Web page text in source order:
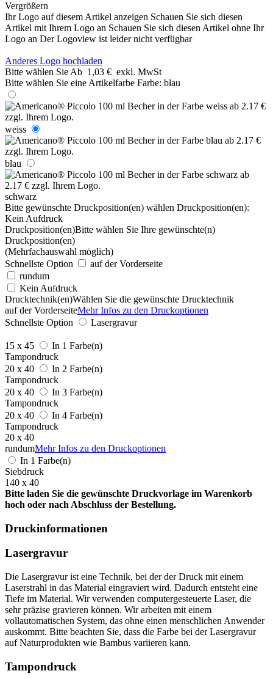
Vergrößern
Ihr Logo auf diesem Artikel anzeigen Schauen Sie sich diesen
Artikel mit Ihrem Logo an Schauen Sie sich diesen Artikel ohne Ihr
Logo an Der Logoview ist leider nicht verfügbar
Anderes Logo hochladen
Bitte wählen Sie Ab 1,03 € exkl. MwSt
Bitte wählen Sie eine Artikelfarbe Farbe: blau
weiss
blau
schwarz
Bitte gewünschte Druckposition(en) wählen Druckposition(en):
Kein Aufdruck
Druckposition(en)Bitte wählen Sie Ihre gewünschte(n)
Druckposition(en)
(Mehrfachauswahl möglich)
Schnellste Option
auf der Vorderseite
rundum
Kein Aufdruck
Drucktechnik(en)Wählen Sie die gewünschte Drucktechnik
auf der VorderseiteMehr Infos zu den Druckoptionen
Schnellste Option
Lasergravur
15 x 45
In 1 Farbe(n)
Tampondruck
20 x 40
In 2 Farbe(n)
Tampondruck
20 x 40
In 3 Farbe(n)
Tampondruck
20 x 40
In 4 Farbe(n)
Tampondruck
20 x 40
rundumMehr Infos zu den Druckoptionen
In 1 Farbe(n)
Siebdruck
140 x 40
Bitte laden Sie die gewünschte Druckvorlage im Warenkorb
hoch oder nach Abschluss der Bestellung.
Druckinformationen
Lasergravur
Die Lasergravur ist eine Technik, bei der der Druck mit einem
Laserstrahl in das Material eingraviert wird. Dadurch entsteht eine
Tiefe im Material. Wir verwenden computergesteuerte Laser, die
sehr präzise gravieren können. Wir arbeiten mit einem
vollautomatischen System, das ohne einen menschlichen Anwender
auskommt. Bitte beachten Sie, dass die Farbe bei der Lasergravur
auf Naturprodukten wie Bambus variieren kann.
Tampondruck